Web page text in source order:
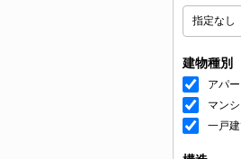
建物種別
アパー
マン
一戸